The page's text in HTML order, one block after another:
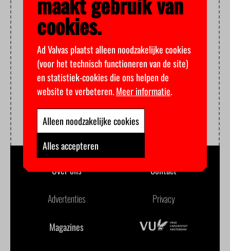
Over ons Contact
Advertenties Privacy
Magazines
cookies.
Ad Valvas plaatst alleen noodzakelijke cookies
(voor het technisch functioneren van de site)
en statistiek-cookies die ons helpen de
website te verbeteren.Meer informatie.
Alleen noodzakelijke cookies
Alles accepteren